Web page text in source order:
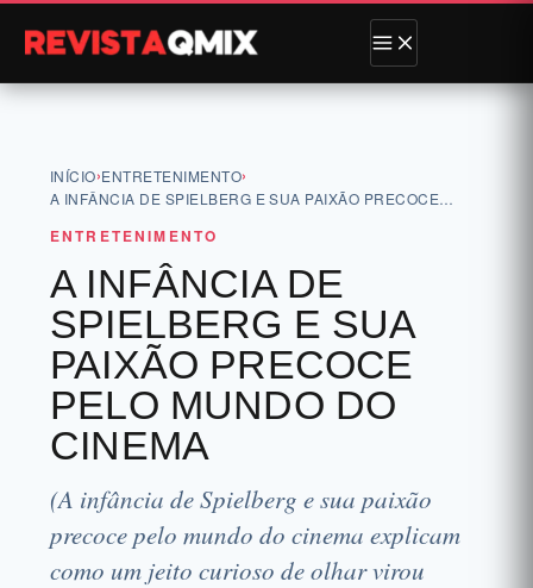
INÍCIO›ENTRETENIMENTO›
A INFÂNCIA DE SPIELBERG E SUA PAIXÃO PRECOCE…
ENTRETENIMENTO
A INFÂNCIA DE
SPIELBERG E SUA
PAIXÃO PRECOCE
PELO MUNDO DO
CINEMA
(A infância de Spielberg e sua paixão
precoce pelo mundo do cinema explicam
como um jeito curioso de olhar virou